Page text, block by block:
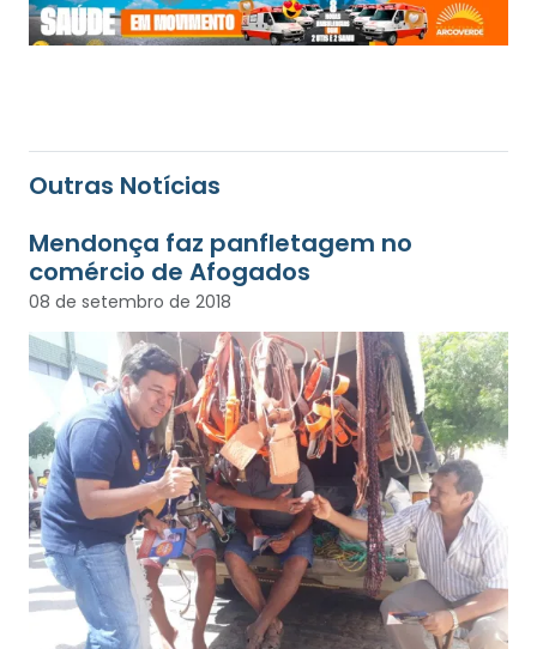
Outras Notícias
Mendonça faz panfletagem no
comércio de Afogados
08 de setembro de 2018